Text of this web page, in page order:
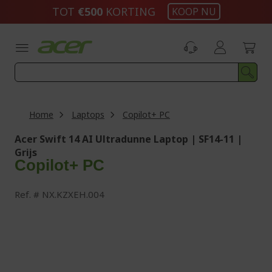
inhoud
TOT €500KORTING KOOP NU
Home Laptops Copilot+ PC
Acer Swift 14 AI Ultradunne Laptop | SF14-11 |
Grijs
Copilot+ PC
Ref. NX.KZXEH.004